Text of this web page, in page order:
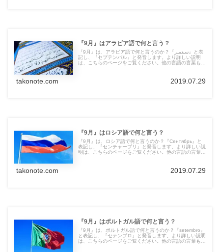
『9月』はアラビア語で何と言う？
『9月』は、アラビア語で何と言うのか？『سبتمبر』と表
記し、『セプテンバル』と発音します。より詳しい説明
は、こちらのページをご覧ください。他の言語の言葉も紹
takonote.com 2019.07.29
『9月』はロシア語で何と言う？
『9月』は、ロシア語で何と言うのか？『Сентябрь』と
表記し、『センチャーブリ』と発音します。より詳しい説
明は、こちらのページをご覧ください。他の言語の言葉も
takonote.com 2019.07.29
『9月』はポルトガル語で何と言う？
『9月』は、ポルトガル語で何と言うのか？『setembro』
と表記し、『セテンブロ』と発音します。より詳しい説明
は、こちらのページをご覧ください。他の言語の言葉も紹